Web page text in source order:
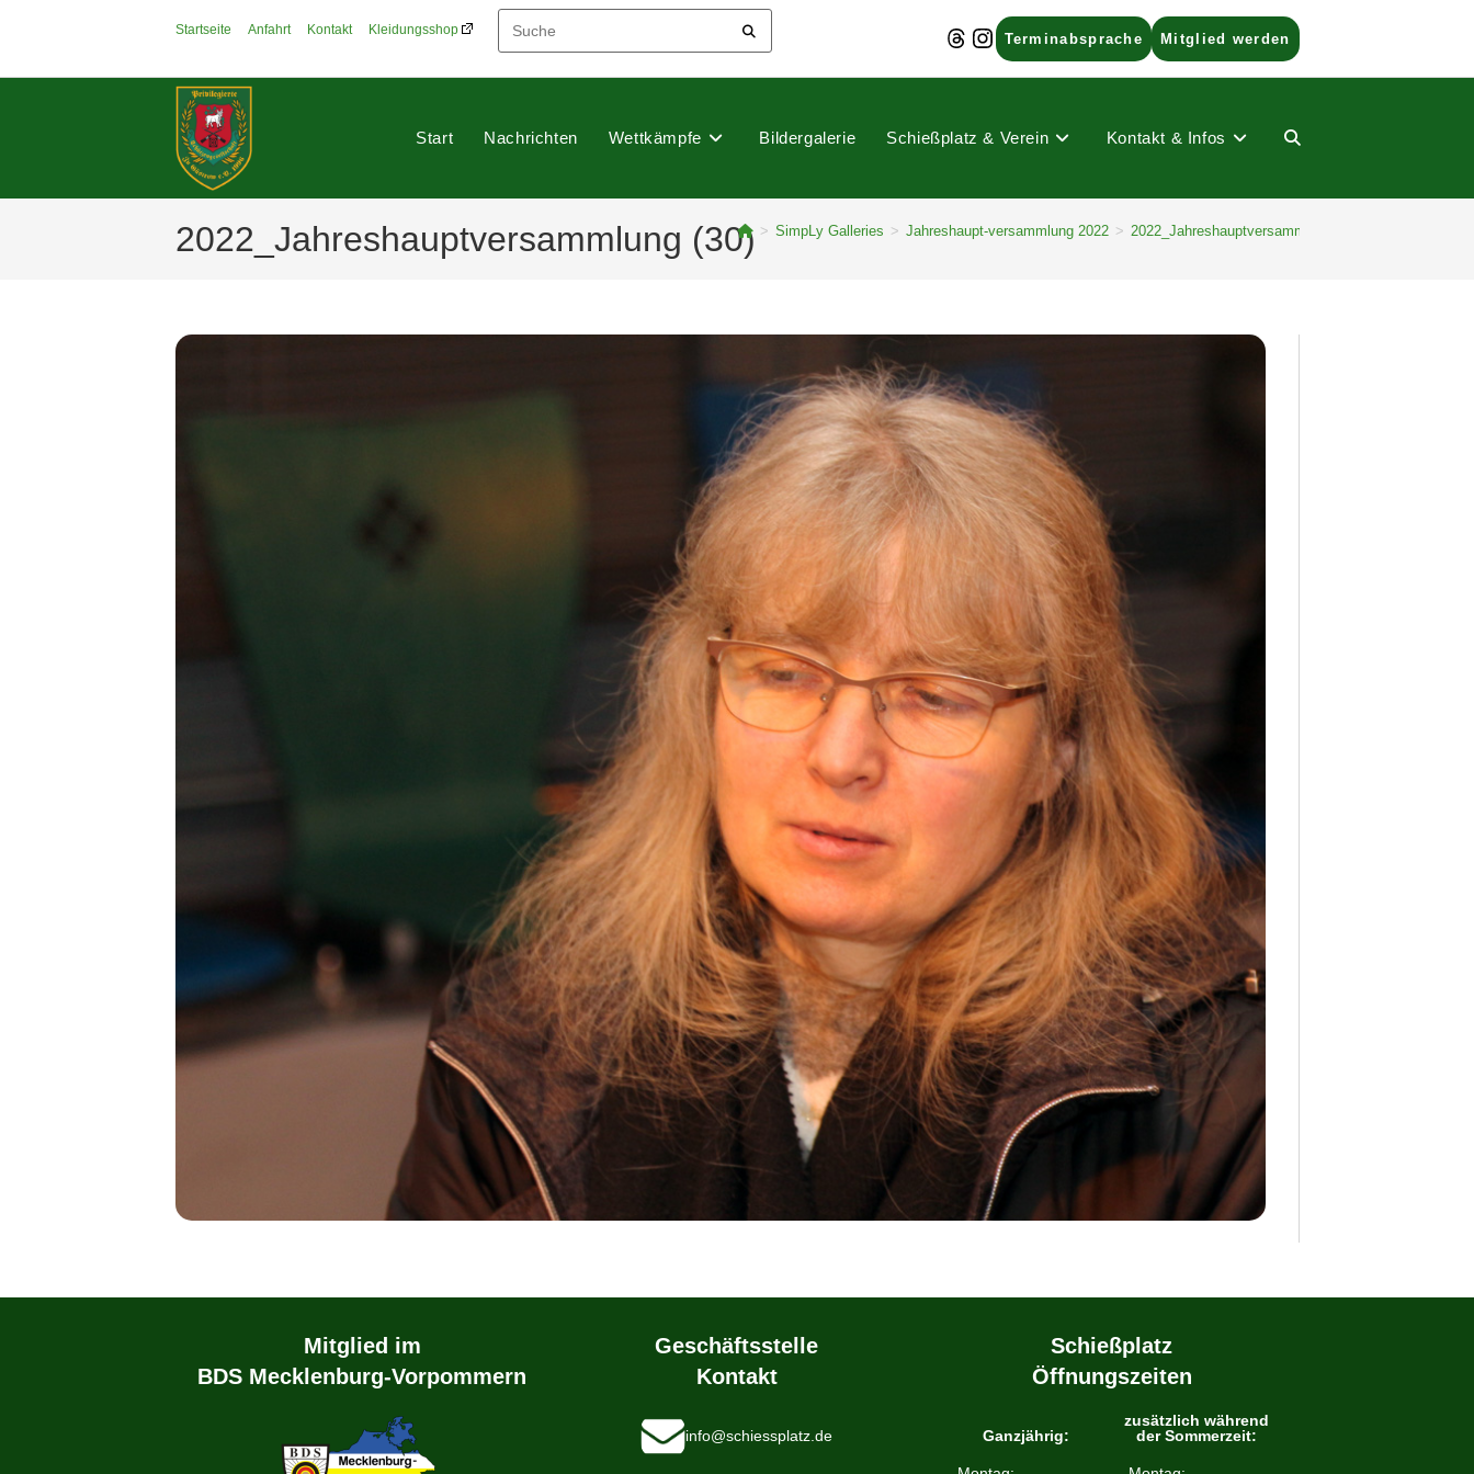
Startseite Anfahrt Kontakt Kleidungsshop ThreadsInstagramTerminabsprache Mitglied werden
Start Nachrichten Wettkämpfe Bildergalerie Schießplatz & Verein Kontakt & Infos Website-
2022_Jahreshauptversammlung (30) > SimpLy Galleries > Jahreshaupt-versammlung 2022 > 2022_Jahreshauptversammlung (30)
Mitglied im
BDS Mecklenburg-Vorpommern
Geschäftsstelle
Kontakt
info@schiessplatz.de
Schießplatz
Öffnungszeiten
Ganzjährig:
zusätzlich während
der Sommerzeit: